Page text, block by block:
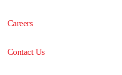
Careers
Contact Us